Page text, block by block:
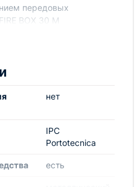
передовых
BOX 30 M
Высокая
в решении различных
и удобная мобильность
и обслуживании
нет
IPC
Portotecnica
есть